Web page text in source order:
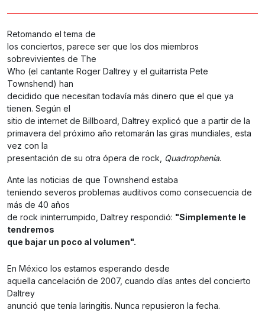
Retomando el tema de
los conciertos, parece ser que los dos miembros
sobrevivientes de The
Who (el cantante Roger Daltrey y el guitarrista Pete
Townshend) han
decidido que necesitan todavía más dinero que el que ya
tienen. Según el
sitio de internet de Billboard, Daltrey explicó que a partir de la
primavera del próximo año retomarán las giras mundiales, esta
vez con la
presentación de su otra ópera de rock, Quadrophenia.
Ante las noticias de que Townshend estaba
teniendo severos problemas auditivos como consecuencia de
más de 40 años
de rock ininterrumpido, Daltrey respondió: "Simplemente le
tendremos
que bajar un poco al volumen".
En México los estamos esperando desde
aquella cancelación de 2007, cuando días antes del concierto
Daltrey
anunció que tenía laringitis. Nunca repusieron la fecha.